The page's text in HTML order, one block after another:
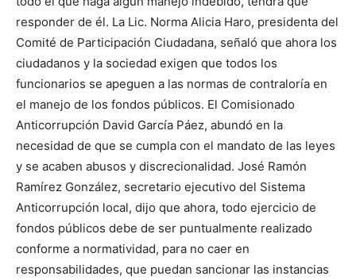
responder de él. La Lic. Norma Alicia Haro, presidenta del
Comité de Participación Ciudadana, señaló que ahora los
ciudadanos y la sociedad exigen que todos los
funcionarios se apeguen a las normas de contraloría en
el manejo de los fondos públicos. El Comisionado
Anticorrupción David García Páez, abundó en la
necesidad de que se cumpla con el mandato de las leyes
y se acaben abusos y discrecionalidad. José Ramón
Ramírez González, secretario ejecutivo del Sistema
Anticorrupción local, dijo que ahora, todo ejercicio de
fondos públicos debe de ser puntualmente realizado
conforme a normatividad, para no caer en
responsabilidades, que puedan sancionar las instancias